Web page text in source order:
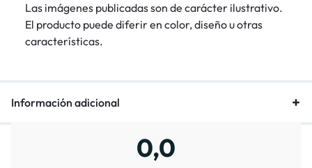
Las imágenes publicadas son de carácter ilustrativo.
El producto puede diferir en color, diseño u otras
características.
Información adicional
0,0